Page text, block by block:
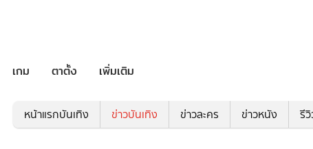
เกม ตาตั้ง เพิ่มเติม
หน้าแรกบันเทิง ข่าวบันเทิง ข่าวละคร ข่าวหนัง รี